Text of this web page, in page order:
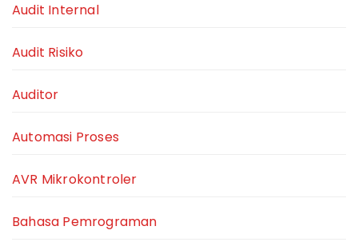
Audit Internal
Audit Risiko
Auditor
Automasi Proses
AVR Mikrokontroler
Bahasa Pemrograman